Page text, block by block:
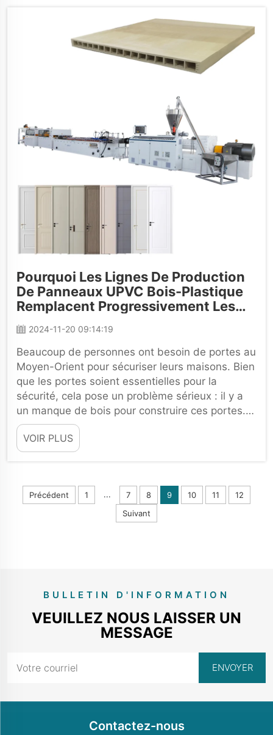
Pourquoi Les Lignes De Production
De Panneaux UPVC Bois-Plastique
Remplacent Progressivement Les
Machines De Fabrication De Portes
En Bois Au Moyen-Orient
2024-11-20 09:14:19
Beaucoup de personnes ont besoin de portes au
Moyen-Orient pour sécuriser leurs maisons. Bien
que les portes soient essentielles pour la
sécurité, cela pose un problème sérieux : il y a
un manque de bois pour construire ces portes.
De nombreuses entreprises ont du mal à
produire suffisamment...
VOIR PLUS
Précédent 1 ... 7 8 9 10 11
12
Suivant
BULLETIN D'INFORMATION
VEUILLEZ NOUS LAISSER UN
MESSAGE
Contactez-nous